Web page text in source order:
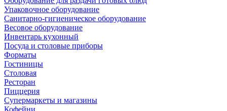
Упаковочное оборудование
Санитарно-гигиеническое оборудование
Весовое оборудование
Инвентарь кухонный
Посуда и столовые приборы
Форматы
Гостиницы
Столовая
Ресторан
Пиццерия
Супермаркеты и магазины
Кофейни